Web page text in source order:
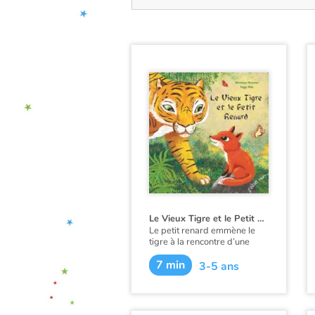
Le Vieux Tigre et le Petit Renard
Le petit renard emmène le
tigre à la rencontre d’une
biche et de son faon, de trois
bébés pandas puis de quatre
singes agiles. Derrière le
7 min 3-5 ans